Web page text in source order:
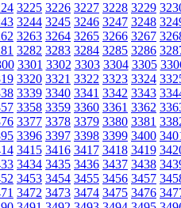
3225 3226 3227 3228 3229
3244 3245 3246 3247 3248
3263 3264 3265 3266 3267
3282 3283 3284 3285 3286
3301 3302 3303 3304 3305
3320 3321 3322 3323 3324
3339 3340 3341 3342 3343
3358 3359 3360 3361 3362
3377 3378 3379 3380 3381
3396 3397 3398 3399 3400
3415 3416 3417 3418 3419
3434 3435 3436 3437 3438
3453 3454 3455 3456 3457
3472 3473 3474 3475 3476